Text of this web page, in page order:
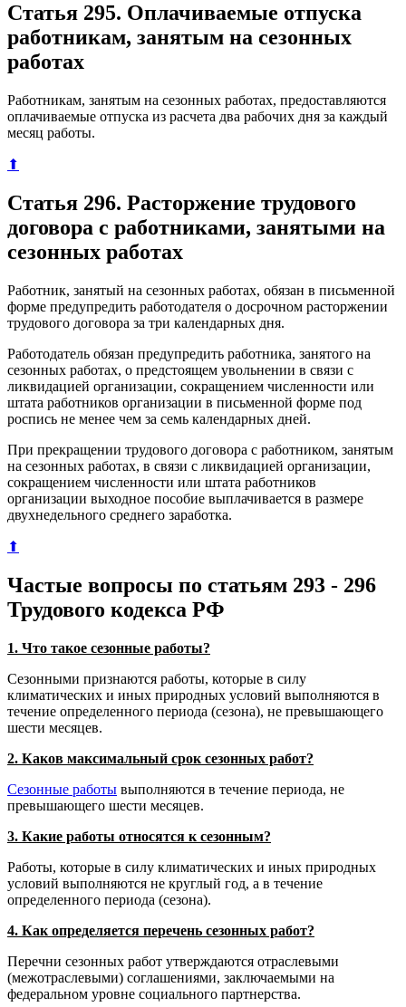
Статья 295. Оплачиваемые отпуска
работникам, занятым на сезонных
работах
Работникам, занятым на сезонных работах, предоставляются
оплачиваемые отпуска из расчета два рабочих дня за каждый
месяц работы.
⬆
Статья 296. Расторжение трудового
договора с работниками, занятыми на
сезонных работах
Работник, занятый на сезонных работах, обязан в письменной
форме предупредить работодателя о досрочном расторжении
трудового договора за три календарных дня.
Работодатель обязан предупредить работника, занятого на
сезонных работах, о предстоящем увольнении в связи с
ликвидацией организации, сокращением численности или
штата работников организации в письменной форме под
роспись не менее чем за семь календарных дней.
При прекращении трудового договора с работником, занятым
на сезонных работах, в связи с ликвидацией организации,
сокращением численности или штата работников
организации выходное пособие выплачивается в размере
двухнедельного среднего заработка.
⬆
Частые вопросы по статьям 293 - 296
Трудового кодекса РФ
1. Что такое сезонные работы?
Сезонными признаются работы, которые в силу
климатических и иных природных условий выполняются в
течение определенного периода (сезона), не превышающего
шести месяцев.
2. Каков максимальный срок сезонных работ?
Сезонные работы выполняются в течение периода, не
превышающего шести месяцев.
3. Какие работы относятся к сезонным?
Работы, которые в силу климатических и иных природных
условий выполняются не круглый год, а в течение
определенного периода (сезона).
4. Как определяется перечень сезонных работ?
Перечни сезонных работ утверждаются отраслевыми
(межотраслевыми) соглашениями, заключаемыми на
федеральном уровне социального партнерства.